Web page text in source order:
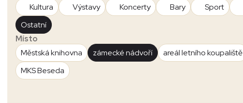
Kultura
Výstavy Koncerty Bary Sport
Ostatní
Místo
Městská knihovna
zámecké nádvoří areál letního koupaliště
MKS Beseda